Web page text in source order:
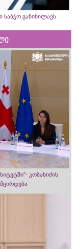
საბჭო განიხილავს
კობახიძის